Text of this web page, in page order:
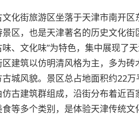
文化街旅游区坐落于天津市南开
区，也是天津著名的历史文化
味、文化味”为特色，集中展现了
建筑以仿明清风格为主，多为
古城风貌。景区总占地面积约22
古建筑群组成，沿街分布着近百
等多个类别，是体验天津传统文